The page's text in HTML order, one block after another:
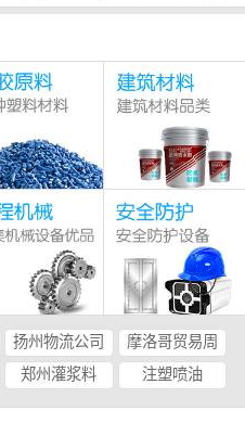
扬州物流公司
摩洛哥贸易周
郑州灌浆料 注塑喷油